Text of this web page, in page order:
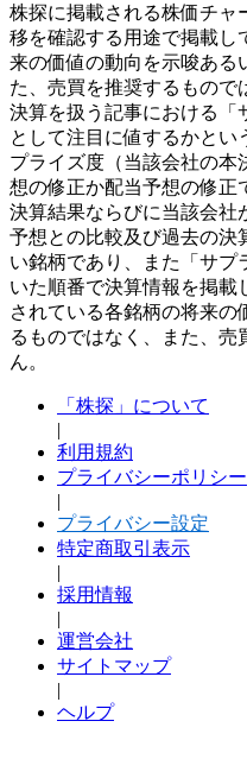
株探に掲載される株価チャ
移を確認する用途で掲載し
来の価値の動向を示唆ある
た、売買を推奨するもので
決算を扱う記事における「
として注目に値するかとい
プライズ度（当該会社の本
想の修正か配当予想の修正
決算結果ならびに当該会社
予想との比較及び過去の決
い銘柄であり、また「サプ
いた順番で決算情報を掲載
されている各銘柄の将来の
るものではなく、また、
ん。
「株探」について
|
利用規約
プライバシーポリシー
|
プライバシー設定
特定商取引表示
|
採用情報
|
運営会社
サイトマップ
|
ヘルプ